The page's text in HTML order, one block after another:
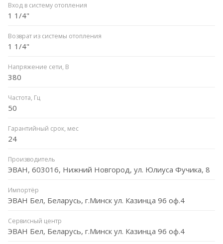
Вход в систему отопления
1 1/4"
Возврат из системы отопления
1 1/4"
Напряжение сети, В
380
Частота, Гц
50
Гарантийный срок, мес
24
Производитель
ЭВАН, 603016, Нижний Новгород, ул. Юлиуса Фучика, 8
Импортёр
ЭВАН Бел, Беларусь, г.Минск ул. Казинца 96 оф.4
Сервисный центр
ЭВАН Бел, Беларусь, г.Минск ул. Казинца 96 оф.4